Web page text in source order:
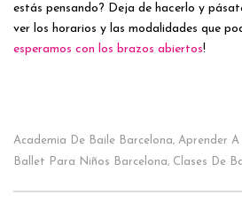
estás pensando? Deja de hacerlo y
ver los horarios y las modalidades que
esperamos con los brazos abiertos!
Academia De Baile Barcelona, Aprender
Ballet Para Niños Barcelona, Clases De